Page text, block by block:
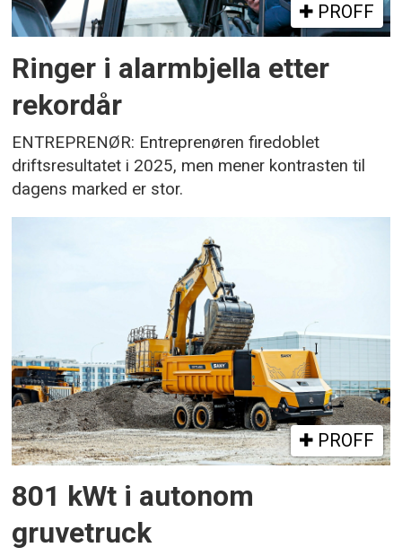
PROFF
Ringer i alarmbjella etter
rekordår
ENTREPRENØR: Entreprenøren firedoblet
driftsresultatet i 2025, men mener kontrasten til
dagens marked er stor.
PROFF
801 kWt i autonom
gruvetruck